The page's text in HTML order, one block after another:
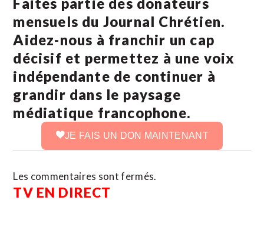
Faites partie des donateurs
mensuels du Journal Chrétien.
Aidez-nous à franchir un cap
décisif et permettez à une voix
indépendante de continuer à
grandir dans le paysage
médiatique francophone.
JE FAIS UN DON MAINTENANT
Les commentaires sont fermés.
TV EN DIRECT